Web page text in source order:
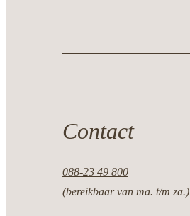
Contact
088-23 49 800
(bereikbaar van ma. t/m za.)